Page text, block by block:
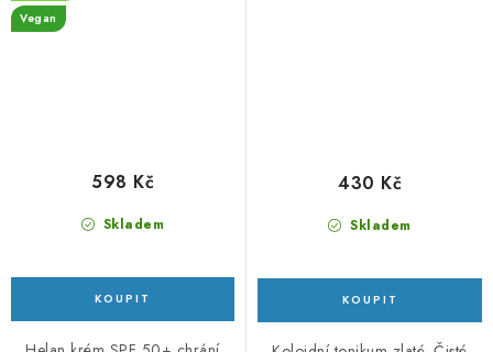
Vegan
Skladem
598 Kč
Skladem
430 Kč